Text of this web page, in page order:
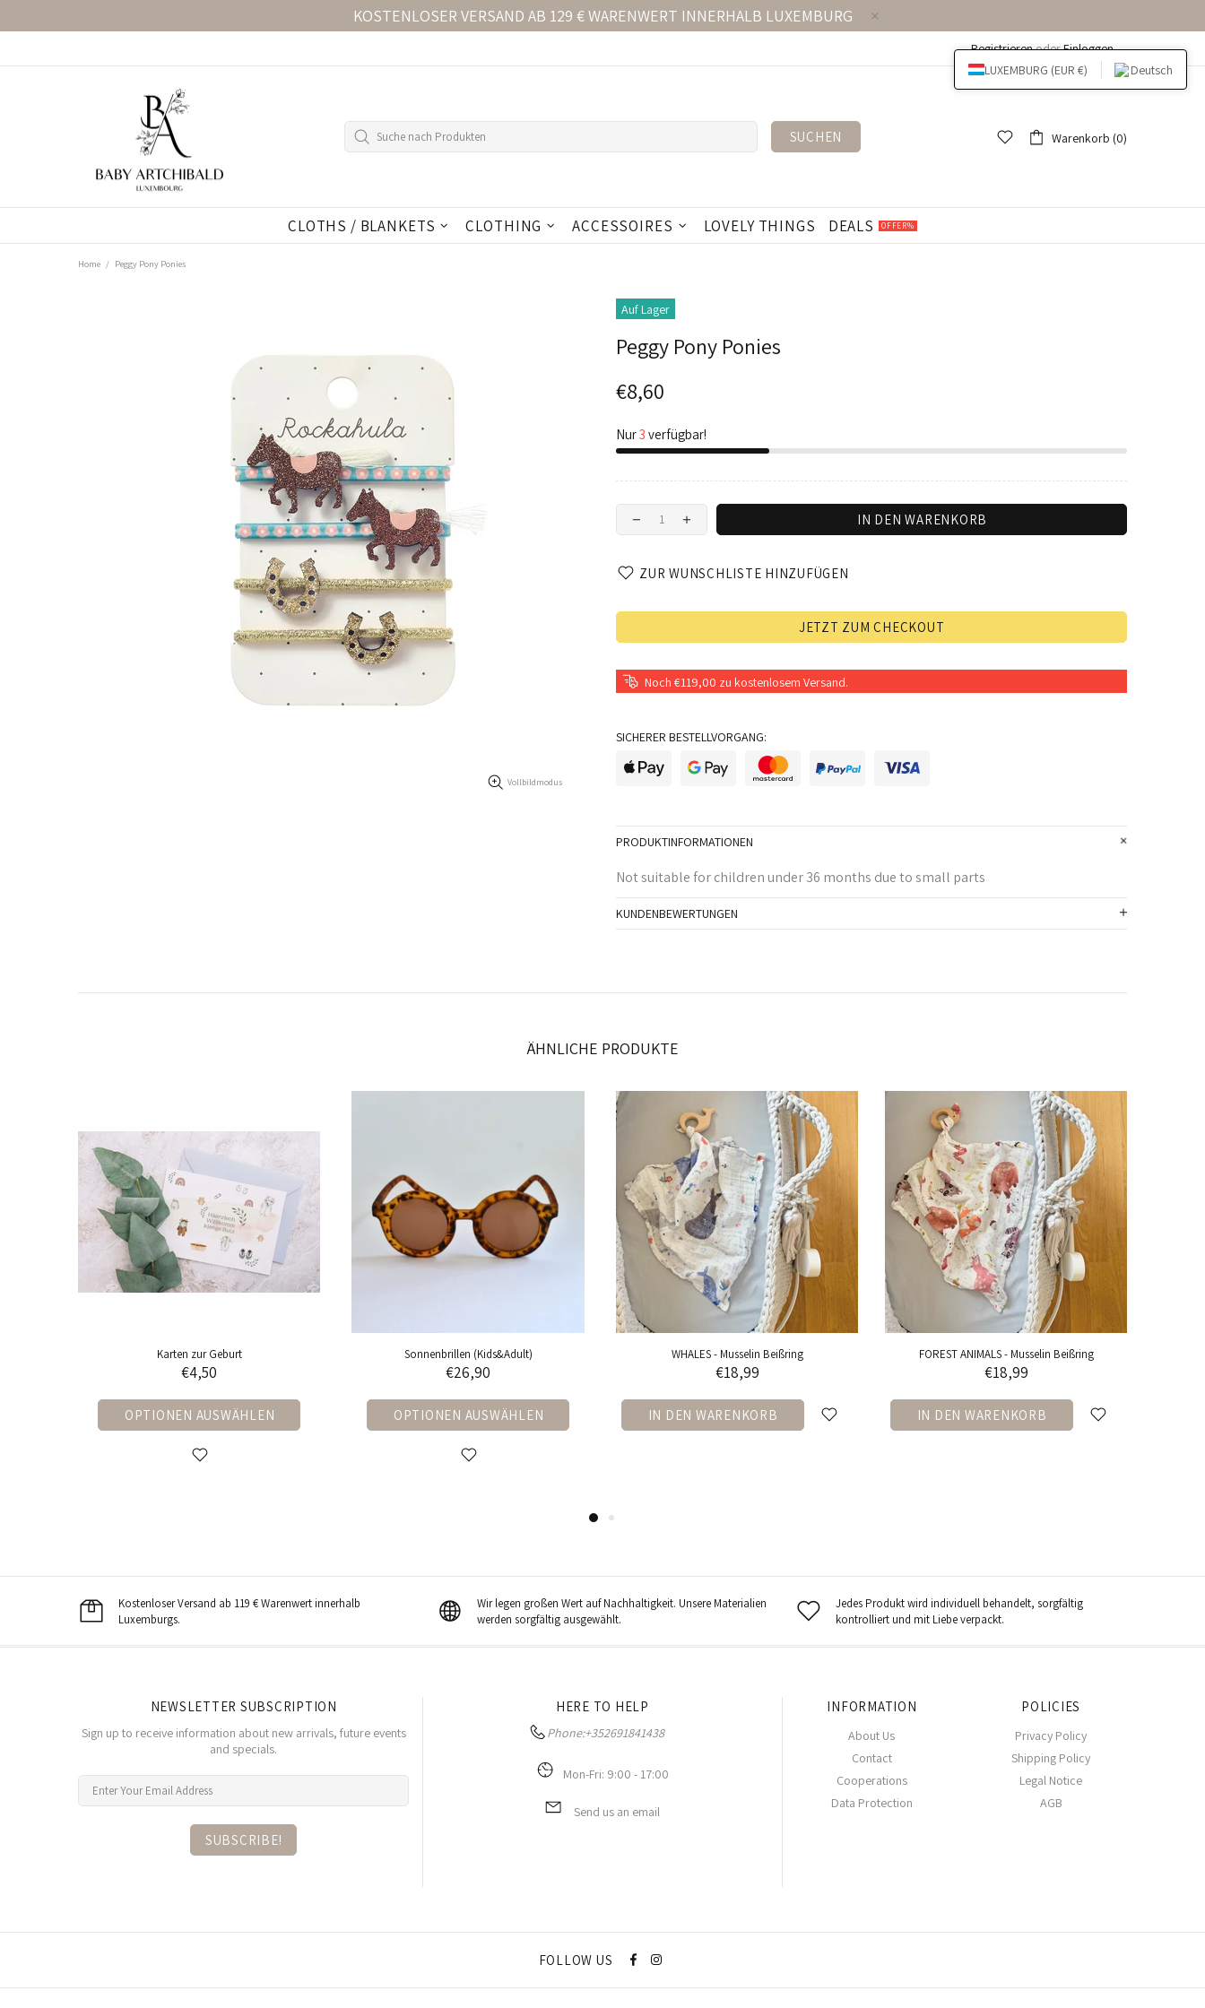
KOSTENLOSER VERSAND AB 129 € WARENWERT INNERHALB LUXEMBURG
RegistrierenoderEinloggen
SUCHEN Warenkorb (0)
CLOTHS / BLANKETS CLOTHING ACCESSOIRES LOVELY THINGS DEALS OFFER%
Home Peggy Pony Ponies
Vollbildmodus
Auf Lager
Peggy Pony Ponies
€8,60
Nur3 verfügbar!
IN DEN WARENKORB
ZUR WUNSCHLISTE HINZUFÜGEN
JETZT ZUM CHECKOUT
Noch €119,00 zu kostenlosem Versand.
SICHERER BESTELLVORGANG:
PRODUKTINFORMATIONEN
Not suitable for children under 36 months due to small parts
KUNDENBEWERTUNGEN
ÄHNLICHE PRODUKTE
Karten zur Geburt
OPTIONEN AUSWÄHLEN
Sonnenbrillen (Kids&Adult)
OPTIONEN AUSWÄHLEN
WHALES - Musselin Beißring
IN DEN WARENKORB
FOREST ANIMALS - Musselin Beißring
IN DEN WARENKORB
Kostenloser Versand ab 119 € Warenwert innerhalb
Luxemburgs.
Wir legen großen Wert auf Nachhaltigkeit. Unsere Materialien
werden sorgfältig ausgewählt.
Jedes Produkt wird individuell behandelt, sorgfältig
kontrolliert und mit Liebe verpackt.
NEWSLETTER SUBSCRIPTION
Sign up to receive information about new arrivals, future events
and specials.
HERE TO HELP
Phone:+352691841438
Mon-Fri: 9:00 - 17:00
Send us an email
INFORMATION
About Us
Contact
Cooperations
Data Protection
POLICIES
Privacy Policy
Shipping Policy
Legal Notice
AGB
FOLLOW US
LUXEMBURG (EUR €) Deutsch